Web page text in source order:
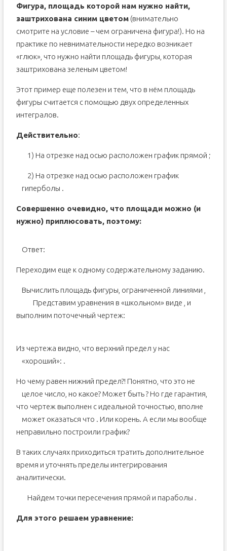
Фигура, площадь которой нам нужно найти,
заштрихована синим цветом(внимательно
смотрите на условие – чем ограничена фигура!). Но на
практике по невнимательности нередко возникает
«глюк», что нужно найти площадь фигуры, которая
заштрихована зеленым цветом!
Этот пример еще полезен и тем, что в нём площадь
фигуры считается с помощью двух определенных
интегралов.
Действительно:
1) На отрезке над осью расположен график прямой ;
2) На отрезке над осью расположен график
гиперболы .
Совершенно очевидно, что площади можно (и
нужно) приплюсовать, поэтому:
Ответ:
Переходим еще к одному содержательному заданию.
Вычислить площадь фигуры, ограниченной линиями
Представим уравнения в «школьном» виде
и
выполним поточечный чертеж:
Из чертежа видно, что верхний предел у нас
«хороший»: .
Но чему равен нижний предел?! Понятно, что это не
целое число, но какое? Может быть? Но где гарантия,
что чертеж выполнен с идеальной точностью, вполне
может оказаться что . Или корень. А если мы вообще
неправильно построили график?
В таких случаях приходиться тратить дополнительное
время и уточнять пределы интегрирования
аналитически.
Найдем точки пересечения прямой и параболы .
Для этого решаем уравнение: